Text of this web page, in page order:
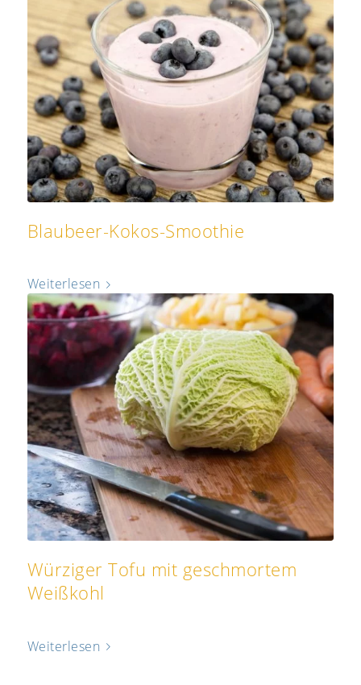
Blaubeer-Kokos-Smoothie
Weiterlesen
Würziger Tofu mit geschmortem
Weißkohl
Weiterlesen